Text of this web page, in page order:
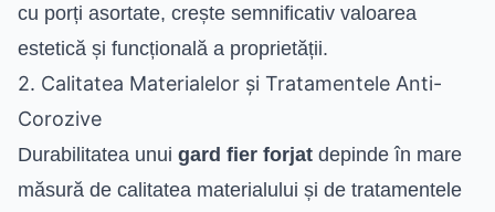
cu porți asortate, crește semnificativ valoarea
estetică și funcțională a proprietății.
2. Calitatea Materialelor și Tratamentele Anti-
Corozive
Durabilitatea unui gard fier forjat depinde în mare
măsură de calitatea materialului și de tratamentele